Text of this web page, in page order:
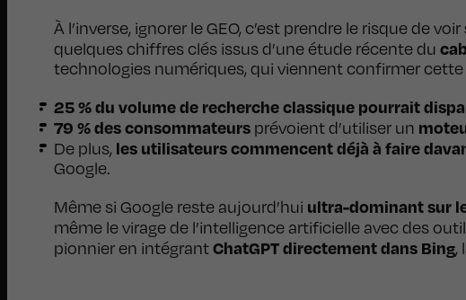
À l’inverse, ignorer le GEO, c’est prendre le risque de voir
quelques chiffres clés issus d’une étude récente du
technologies numériques, qui viennent confirmer
25 % du volume de recherche classique pourrait
79 % des consommateurs prévoient d’utiliser un
De plus, les utilisateurs commencent déjà à faire
Google.
Même si Google reste aujourd’hui ultra-dominant sur
même le virage de l’intelligence artificielle avec des
pionnier en intégrantChatGPT directement dans Bing,